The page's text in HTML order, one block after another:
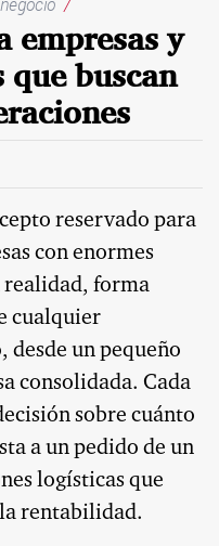
empresas y
buscan
reservado para
con enormes
realidad, forma
cualquier
un pequeño
consolidada. Cada
sobre cuánto
a un pedido de un
logísticas que
rentabilidad.